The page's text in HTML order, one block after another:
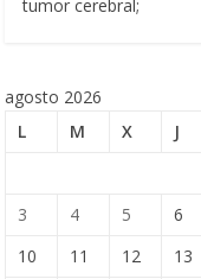
tumor cerebral;
agosto 2026
L
M X J
3
4 5 6
10
11 12 13